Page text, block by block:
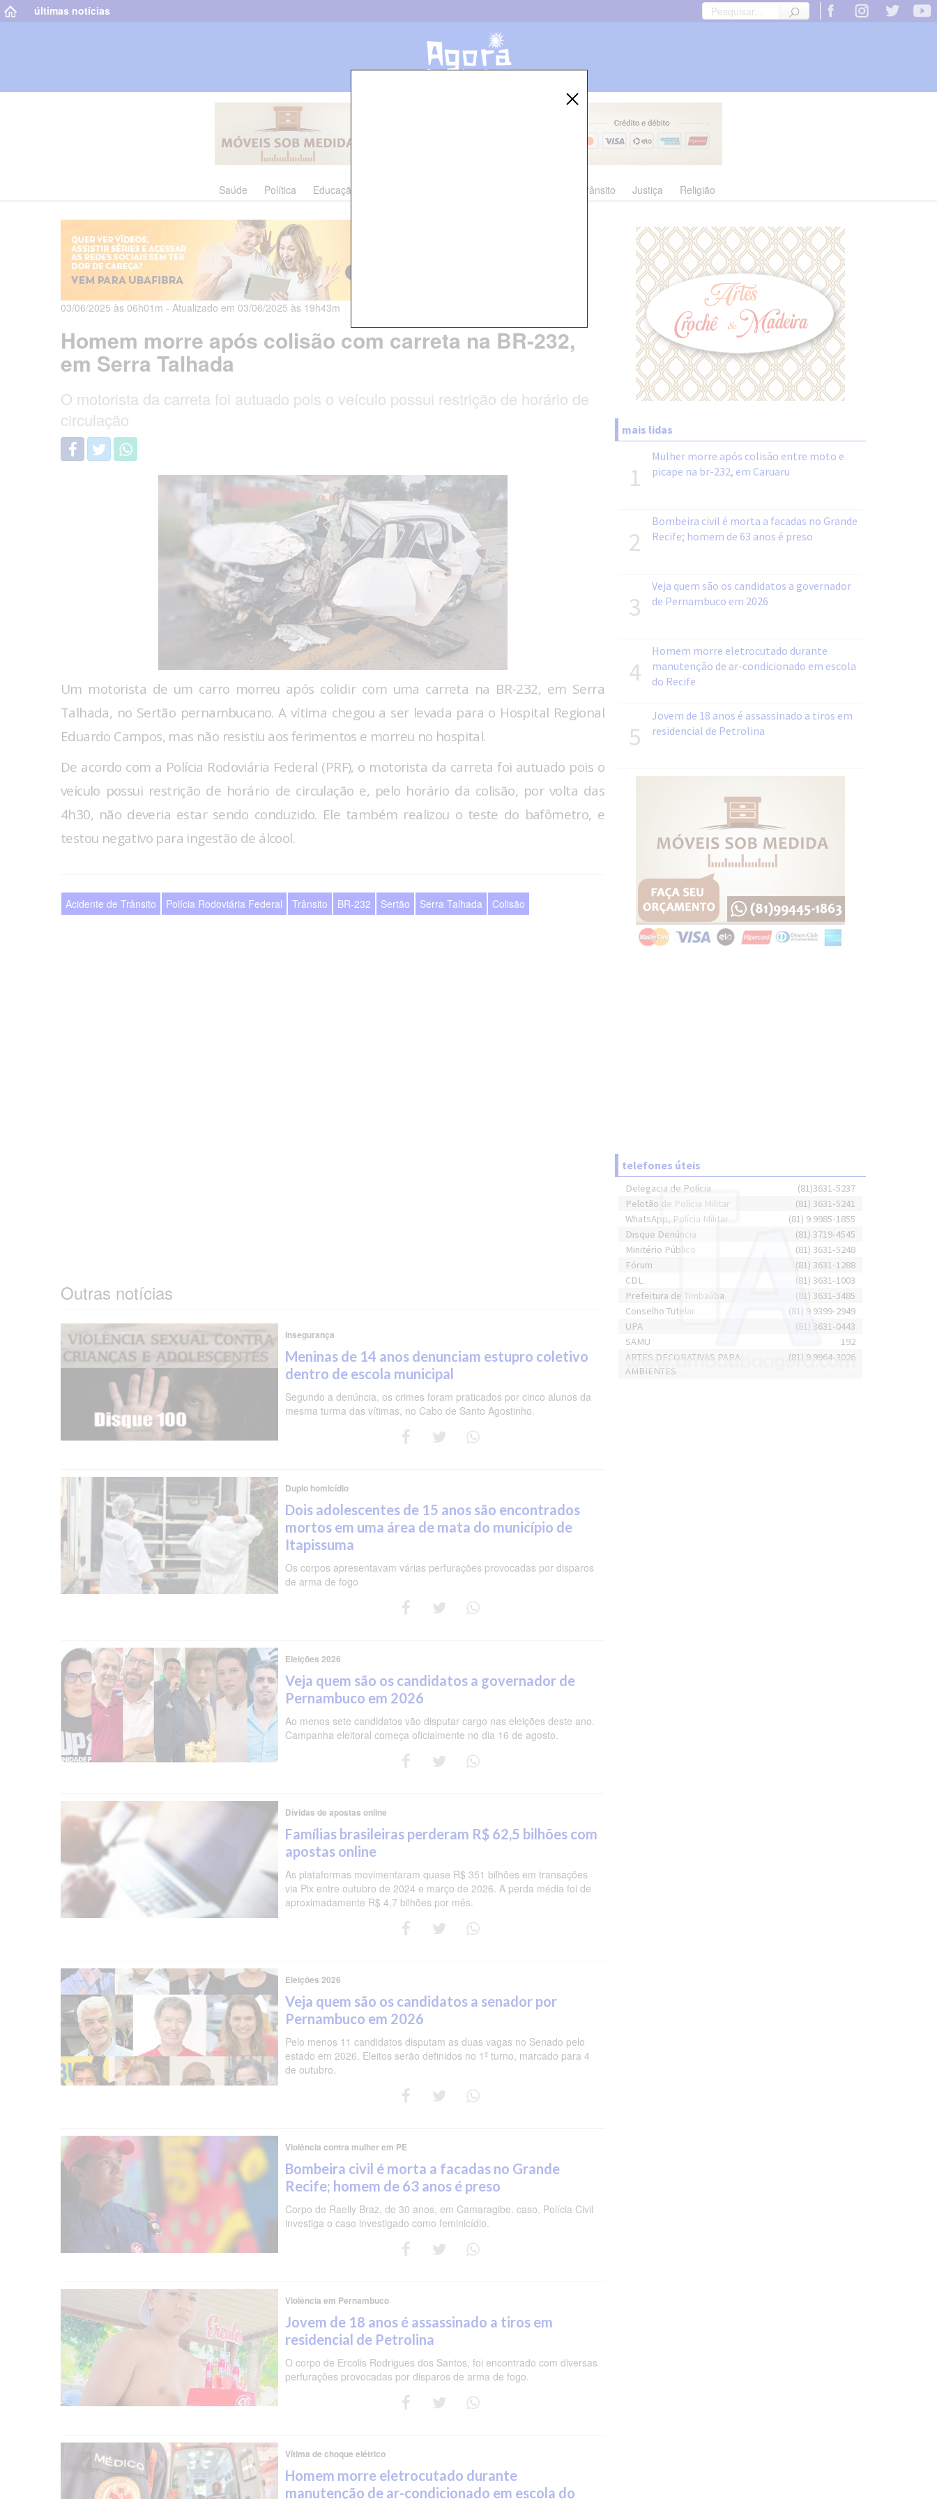
últimas notícias
Saúde Política Educação Trânsito Justiça Religião
03/06/2025 às 06h01m - Atualizado em 03/06/2025 às 19h43m
Homem morre após colisão com carreta na BR-232,
em Serra Talhada
O motorista da carreta foi autuado pois o veículo possui restrição de horário de
circulação
Um motorista de um carro morreu após colidir com uma carreta na BR-232, em Serra
Talhada, no Sertão pernambucano. A vítima chegou a ser levada para o Hospital Regional
Eduardo Campos, mas não resistiu aos ferimentos e morreu no hospital.
De acordo com a Polícia Rodoviária Federal (PRF), o motorista da carreta foi autuado pois o
veículo possui restrição de horário de circulação e, pelo horário da colisão, por volta das
4h30, não deveria estar sendo conduzido. Ele também realizou o teste do bafômetro, e
testou negativo para ingestão de álcool.
Acidente de Trânsito Polícia Rodoviária Federal Trânsito BR-232 Sertão Serra Talhada Colisão
Outras notícias
Insegurança
Meninas de 14 anos denunciam estupro coletivo
dentro de escola municipal
Segundo a denúncia, os crimes foram praticados por cinco alunos da
mesma turma das vítimas, no Cabo de Santo Agostinho.
Duplo homicídio
Dois adolescentes de 15 anos são encontrados
mortos em uma área de mata do município de
Itapissuma
Os corpos apresentavam várias perfurações provocadas por disparos
de arma de fogo
Eleições 2026
Veja quem são os candidatos a governador de
Pernambuco em 2026
Ao menos sete candidatos vão disputar cargo nas eleições deste ano.
Campanha eleitoral começa oficialmente no dia 16 de agosto.
Dívidas de apostas online
Famílias brasileiras perderam R$ 62,5 bilhões com
apostas online
As plataformas movimentaram quase R$ 351 bilhões em transações
via Pix entre outubro de 2024 e março de 2026. A perda média foi de
aproximadamente R$ 4,7 bilhões por mês.
Eleições 2026
Veja quem são os candidatos a senador por
Pernambuco em 2026
Pelo menos 11 candidatos disputam as duas vagas no Senado pelo
estado em 2026. Eleitos serão definidos no 1º turno, marcado para 4
de outubro.
Violência contra mulher em PE
Bombeira civil é morta a facadas no Grande
Recife; homem de 63 anos é preso
Corpo de Raelly Braz, de 30 anos, em Camaragibe. caso. Polícia Civil
investiga o caso investigado como feminicídio.
Violência em Pernambuco
Jovem de 18 anos é assassinado a tiros em
residencial de Petrolina
O corpo de Ercolis Rodrigues dos Santos, foi encontrado com diversas
perfurações provocadas por disparos de arma de fogo.
Vítima de choque elétrico
Homem morre eletrocutado durante
manutenção de ar-condicionado em escola do
mais lidas
1
Mulher morre após colisão entre moto e
picape na br-232, em Caruaru
2
Bombeira civil é morta a facadas no Grande
Recife; homem de 63 anos é preso
3
Veja quem são os candidatos a governador
de Pernambuco em 2026
4
Homem morre eletrocutado durante
manutenção de ar-condicionado em escola
do Recife
5
Jovem de 18 anos é assassinado a tiros em
residencial de Petrolina
telefones úteis
Delegacia de Polícia
(81)3631-5237
Pelotão de Polícia Militar
(81) 3631-5241
WhatsApp, Polícia Militar
(81) 9 9985-1855
Disque Denúncia
(81) 3719-4545
Minitério Público
(81) 3631-5248
Fórum
(81) 3631-1288
CDL
(81) 3631-1003
Prefeitura de Timbaúba
(81) 3631-3485
Conselho Tutelar
(81) 9 9399-2949
UPA
(81) 3631-0443
SAMU
192
ARTES DECORATIVAS PARA
AMBIENTES
(81) 9 9964-3026